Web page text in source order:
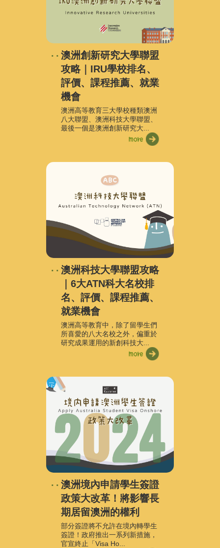
澳洲創新研究大學聯盟
攻略｜IRU學校排名、
評價、課程推薦、就業
機會
澳洲高等教育三大學校種類澳洲
八大聯盟、澳洲科技大學聯盟、
最後一個是澳洲創新研究大...
澳洲科技大學聯盟攻略
｜6大ATN科大名校排
名、評價、課程推薦、
就業機會
澳洲高等教育中，除了留學生們
所喜愛的八大名校之外，偏重於
研究成果運用的新創科技大...
澳洲境內申請學生簽證
政策大改革！將影響長
期居留澳洲的權利
部分簽證將不允許在境內轉學生
簽證！政府推出一系列新措施，
官宣終止「Visa Ho...